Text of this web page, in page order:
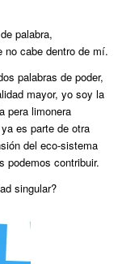
palabra,
no cabe dentro de mí.
palabras de poder,
mayor, yo soy la
pera limonera
es parte de otra
del eco-sistema
podemos contribuir.
singular?